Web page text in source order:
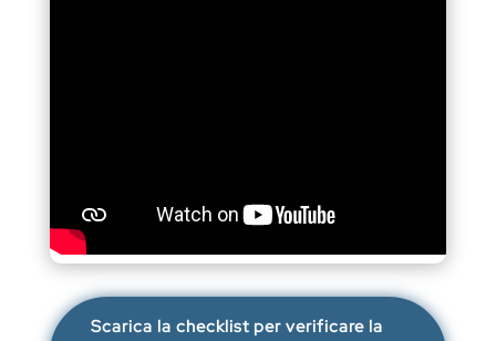
Scarica la checklist per verificare la